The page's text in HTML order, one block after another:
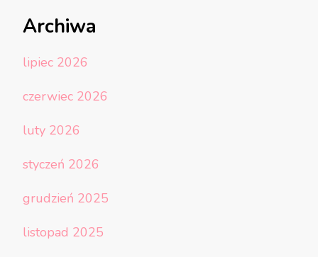
Archiwa
lipiec 2026
czerwiec 2026
luty 2026
styczeń 2026
grudzień 2025
listopad 2025